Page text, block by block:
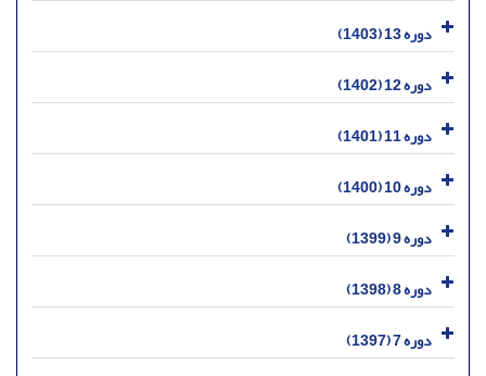
دوره 13 (1403)
دوره 12 (1402)
دوره 11 (1401)
دوره 10 (1400)
دوره 9 (1399)
دوره 8 (1398)
دوره 7 (1397)